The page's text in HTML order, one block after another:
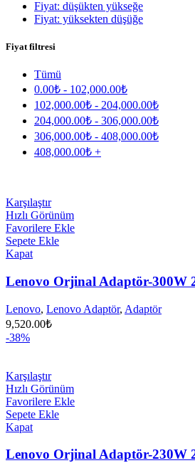
Fiyat: düşükten yükseğe
Fiyat: yüksekten düşüğe
Fiyat filtresi
Tümü
0.00₺ - 102,000.00₺
102,000.00₺ - 204,000.00₺
204,000.00₺ - 306,000.00₺
306,000.00₺ - 408,000.00₺
408,000.00₺ +
Karşılaştır
Hızlı Görünüm
Favorilere Ekle
Sepete Ekle
Kapat
Lenovo Orjinal Adaptör-300W
Lenovo, Lenovo Adaptör, Adaptör
9,520.00₺
-38%
Karşılaştır
Hızlı Görünüm
Favorilere Ekle
Sepete Ekle
Kapat
Lenovo Orjinal Adaptör-230W